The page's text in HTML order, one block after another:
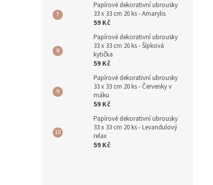
Papírové dekorativní ubrousky
33 x 33 cm 20 ks - Amarylis
59 Kč
Papírové dekorativní ubrousky
33 x 33 cm 20 ks - Šípková
kytička
59 Kč
Papírové dekorativní ubrousky
33 x 33 cm 20 ks - Červenky v
máku
59 Kč
Papírové dekorativní ubrousky
33 x 33 cm 20 ks - Levandulový
relax
59 Kč